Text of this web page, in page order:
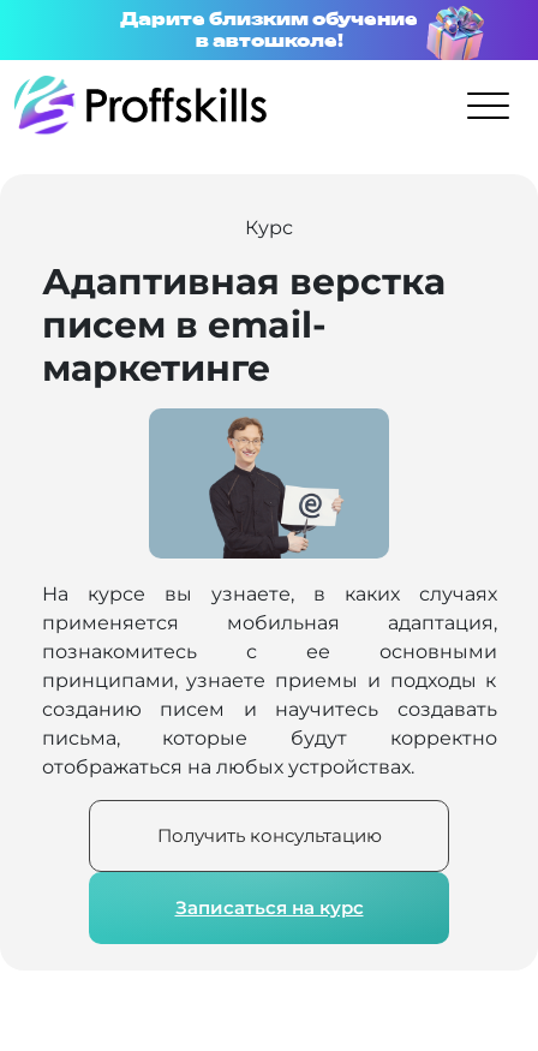
Дарите близким обучение
в автошколе!
Курс
Адаптивная верстка
писем в email-
маркетинге
На курсе вы узнаете, в каких случаях
применяется мобильная адаптация,
познакомитесь с ее основными
принципами, узнаете приемы и подходы к
созданию писем и научитесь создавать
письма, которые будут корректно
отображаться на любых устройствах.
Записаться на курс
Получить консультацию